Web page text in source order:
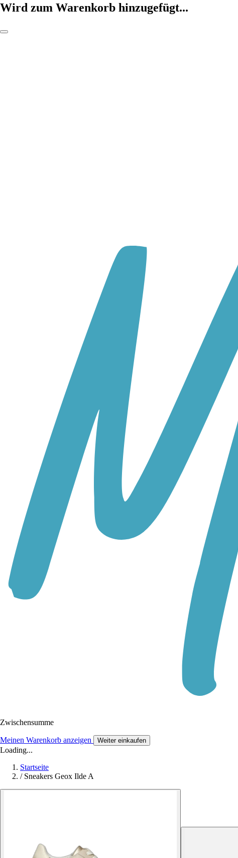
Wird zum Warenkorb hinzugefügt...
Zwischensumme
Meinen Warenkorb anzeigen Weiter einkaufen
Loading...
Startseite
/ Sneakers Geox Ilde A